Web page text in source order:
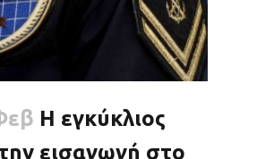
Η εγκύκλιος
εισαγωγή στο